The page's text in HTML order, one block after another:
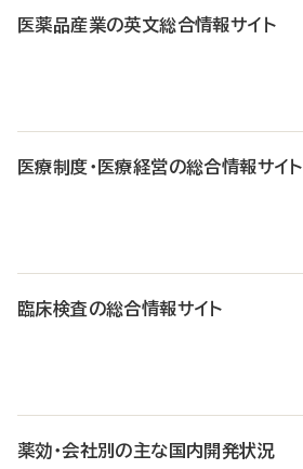
医薬品産業の英文総合情報サイト
医療制度・医療経営の総合情報サイト
臨床検査の総合情報サイト
薬効・会社別の主な国内開発状況